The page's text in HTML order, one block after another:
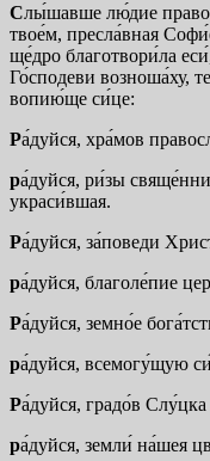
Слы́шавше лю́дие
твое́м, пресла́вная
ще́дро благотвори́ла
Го́сподеви возноша́ху,
вопию́ще си́це:
Ра́дуйся, хра́мов
ра́дуйся, ри́зы
украси́вшая.
Ра́дуйся, за́поведи
ра́дуйся, благоле́пие
Ра́дуйся, земно́е
ра́дуйся, всемогу́щую
Ра́дуйся, градо́в
ра́дуйся, земли́ на́шея